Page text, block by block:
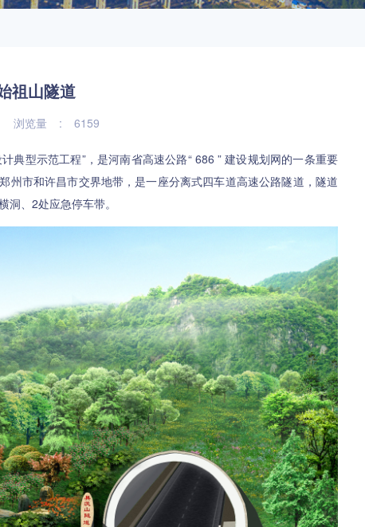
祖山隧道
浏览量 : 6159
型示范工程”，是河南省高速公路“ 686 ” 建设规划网的一条重要
市和许昌市交界地带，是一座分离式四车道高速公路隧道，隧道
、2处应急停车带。